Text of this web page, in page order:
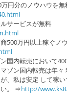
円分のノウハウを無
サービスが無料
500万円以上稼ぐノ
国内転売において
ゾン国内転売は年々
、私は安定 して稼
い。 ⇒http://